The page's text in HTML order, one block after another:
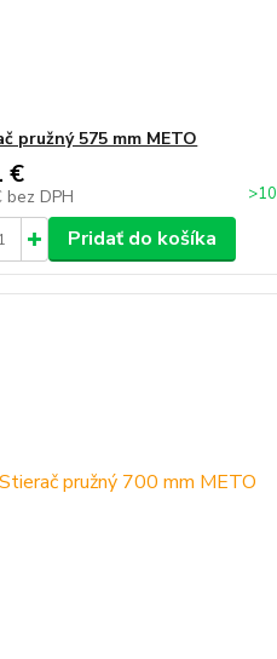
pružný 575 mm METO
€
bez DPH >10
Pridať do košíka